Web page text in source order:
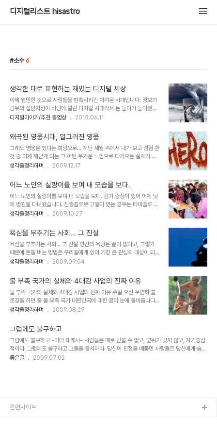
디지털리스트 hisastro
소수 6
생각한 대로 표현하는 재밌는 디지털 세상
이제 웬만한 것으로 사람들을 현혹시키긴 어려운 시대입니다. 정보의
공유와 집단지성이 바탕에 깔린 디지털 시대라서 눈 높이가 높아졌기
때문입니다. 물론, 아직 세상이 옳은 쪽으로 변화된 것이라고 보기도
소수의 전유물이었던 것들이 보통 사람들의 몫으로 보편화되고 있는
건 세상의 변화에 기초가 되고 있음은 분명한 사실입니다. 특히나 이러
한 흐름은 그 -대단한 능력을 소유했다고 하는- 특정 소수가 아주 잘
해왔다고만 할 수도 없다는 점에서 너무도 다행스러운 일이기도 합니
다. 뭐~ 그렇다고 일부의 소수의 천재적 능력을 모두 무시하고자 하는
없습니다.그냥 보는 것만으로도 만족스..
디지털이야기/추천 동영상 2015.06.11
왜곡된 영웅시대, 일그러진 영웅
그래도 영웅은 있다는 희망으로... 지난 세월 속에서 내가 보고 경험 한
것 중 이제 깨닫게 되는 그 어떤 무거운 느낌으로 다가오는 실체가 있
습니다. 그것은 특정한 누군가의 자취로 인하여 세상을 구한다는 등의
힘이 작용하는 신화와도 같아서 세상을 포장하는 방송과 언론 -역사적
과거는 구전(口傳)과 책을 통하여- 을 동원하여 그 쉽지 않은 표현을
어렵지 않게 전파하였고 지금도 그러한 듯 보입니다. 누군가의 말처럼
"뛰어난 1인이 그렇지 못한 천명 또는 그 이상을 먹여살린다!" 라는 말
은 워낙 시각차가 크기 때문에 혹자의 경우 그 보는 관점에 따라서는
그대로의 진실이 되어..
생각을정리하며 2009.12.17
어느 노인의 실랑이를 보며 내 모습을 보다.
어느 노인의 실랑이를 보며 내 모습을 보다. 감기 증상이 있어 어제 낮
에 병원엘 다녀왔습니다. 신종플루로 고열이 있는 경우는 타미플루 처
방을 하라는 정부의 지침이 있다고 해서인지 사람들이 많았습니다. 그
예방주사 접종을 한다고 해서 할아버지 할머니 분들도 무척 많으시더
군요. ▲ 위 사진은 본 글과 관계가 없습니다. 이미치출처: 영양인터넷
뉴스 추출 편집 게재 그런데, 이 예방주사가 지역 마다 한정적으로 지
역 거주자를 접종을 한다는 것에서 어느 할아버지 한 분과 간호사간에
실랑이가 벌어지기 시작했습니다. 요는, 그 할아버지가 타 지역에서 오
였고 할아버지는 아랑곳 하지 않은 채로 한 번..
생각을정리하며 2009.10.27
욕심을 부추기는 사회... 그 진실
욕심을 부추기는 사회... 그 진실 인간의 욕망은 끝이 없다고, 그렇기
때문에 돈을 버는 방법은 우리들에게 있어 가장 큰 관심의 대상이 되었
다. 그러한 부추김은 우리들이 돈을 벌 수 있는 기회를 주는 듯했지만,
서 누구에게도 뭐라 할 수 없는 보너스 격의 족쇄까지 얻게 될 뿐... 두
드러지게 벌어들이고 귀족의 모습으로 성을 쌓고 사는 소수의 사람
들... 그들은 자신들의 돈벌이가 정당하다는 것을 그 인간의 욕망이란
잣대로 설명하고 그렇게 살아갈 것을 사회의 분위기로 전파한다. 그 설
명에 익숙해진 대중들 역시 그렇게 살게 되었고, 일부는 돈을 벌었다.
기할 수 없다. 모두 ..
생각을정리하며 2009.09.04
물 부족 국가의 실체와 4대강 사업의 진짜 이유
물 부족 국가의 실체와 4대강 사업의 진짜 이유 주말 오전 우연히 블
로깅을 하던 중 물 부족 국가 대한민국에 대한 글이 눈에 들어옵니다.
사실, 국가의 홍보는 국민들의 생각을 좌우하는 막대한 힘을 지닌 도구
고 있는 21세기 현재에 있어서는 그 영향력이 조금은 줄어든 것이 사
실입니다. 그렇지만 아직도 그 힘은 무시할 수 있는 것이 아니기에...
선량한 사람들 대부분은 사실로 받아들이고 그 선량한 마음으로 실천
하며 홍보된 그 사안에 대하여 지지를 아끼지 않는 것도 사실일 겁니
다. 사진출처: http://www.kfem.or.kr/kbbs/bbs/board.php?
생각을정리하며 2009.08.29
그럼에도 불구하고
그럼에도 불구하고 -마더 테레사- 사람들은 때로 믿을 수 없고, 앞뒤가 맞지 않고, 자기중심
적이다. 그럼에도 불구하고 그들을 용서하라. 당신이 친절을 베풀면 사람들은 당신에게 숨은
의도가 있다고 비난할 것이다. 그럼에도 불구하고 친절을 베풀라. 당신이 어떤 일에 성공하
좋은글 2009.07.02
관련사이트